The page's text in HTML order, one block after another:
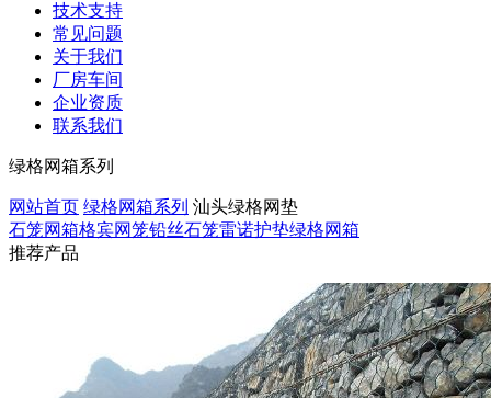
技术支持
常见问题
关于我们
厂房车间
企业资质
联系我们
绿格网箱系列
网站首页 绿格网箱系列 汕头绿格网垫
石笼网箱格宾网笼铅丝石笼雷诺护垫绿格网箱
推荐产品